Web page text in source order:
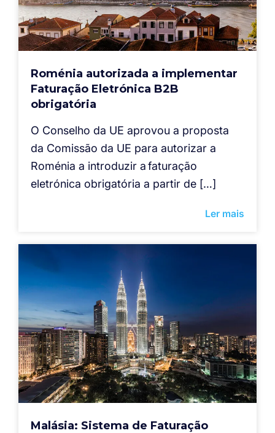
Roménia autorizada a implementar
Faturação Eletrónica B2B
obrigatória
O Conselho da UE aprovou a proposta
da Comissão da UE para autorizar a
Roménia a introduzir a faturação
eletrónica obrigatória a partir de […]
Ler mais
Malásia: Sistema de Faturação